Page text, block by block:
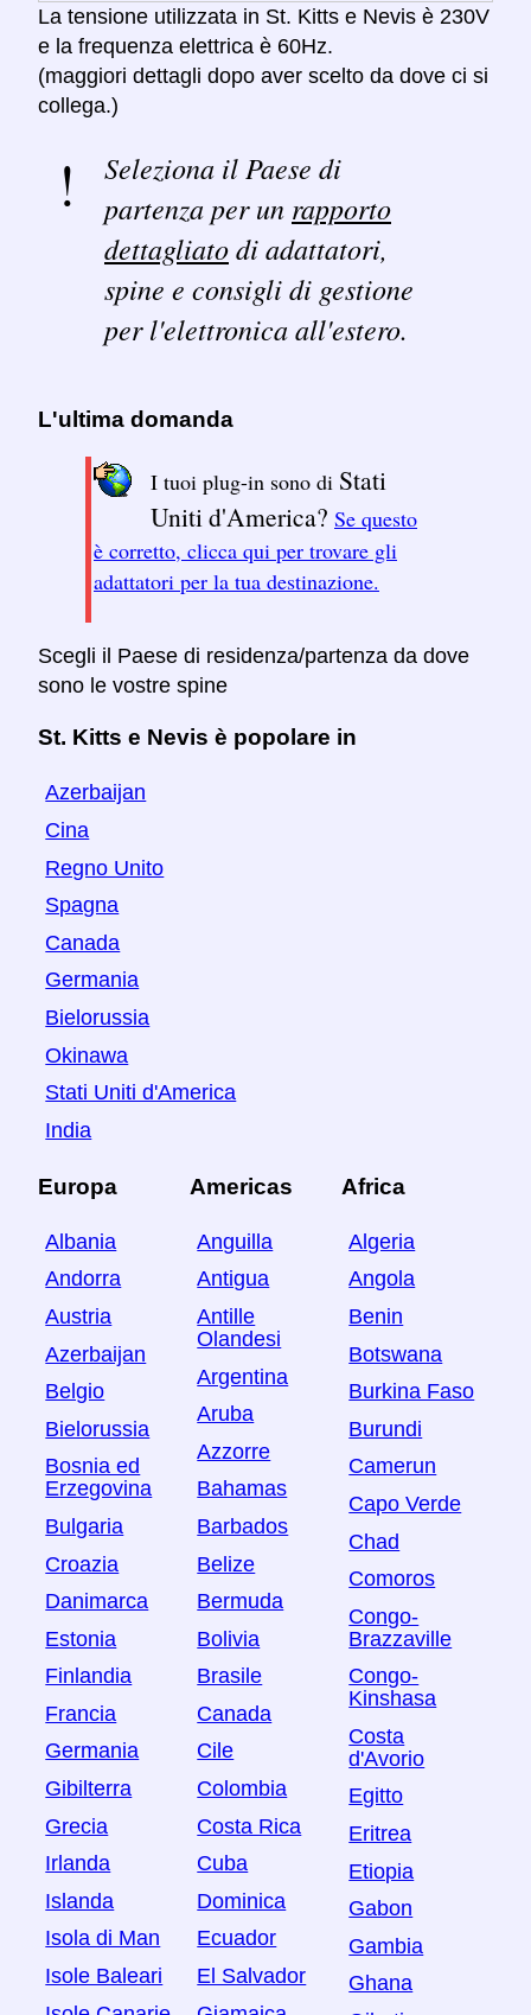
La tensione utilizzata in St. Kitts e Nevis è 230V
e la frequenza elettrica è 60Hz.
(maggiori dettagli dopo aver scelto da dove ci si
collega.)
Seleziona il Paese di
partenza per un rapporto
dettagliatodi adattatori,
spine e consigli di gestione
per l'elettronica all'estero.
L'ultima domanda
I tuoi plug-in sono di Stati
Uniti d'America? Se questo
è corretto, clicca qui per trovare gli
adattatori per la tua destinazione.
Scegli il Paese di residenza/partenza da dove
sono le vostre spine
St. Kitts e Nevis è popolare in
Azerbaijan
Cina
Regno Unito
Spagna
Canada
Germania
Bielorussia
Okinawa
Stati Uniti d'America
India
Europa
Albania
Andorra
Austria
Azerbaijan
Belgio
Bielorussia
Bosnia ed
Erzegovina
Bulgaria
Croazia
Danimarca
Estonia
Finlandia
Francia
Germania
Gibilterra
Grecia
Irlanda
Islanda
Isola di Man
Isole Baleari
Americas
Anguilla
Antigua
Antille
Olandesi
Argentina
Aruba
Azzorre
Bahamas
Barbados
Belize
Bermuda
Bolivia
Brasile
Canada
Cile
Colombia
Costa Rica
Cuba
Dominica
Ecuador
El Salvador
Africa
Algeria
Angola
Benin
Botswana
Burkina Faso
Burundi
Camerun
Capo Verde
Chad
Comoros
Congo-
Brazzaville
Congo-
Kinshasa
Costa
d'Avorio
Egitto
Eritrea
Etiopia
Gabon
Gambia
Ghana